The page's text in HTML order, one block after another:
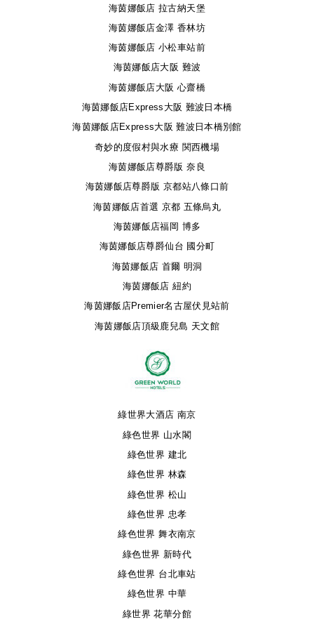
海茵娜飯店 拉古納天堡
海茵娜飯店金澤 香林坊
海茵娜飯店 小松車站前
海茵娜飯店大阪 難波
海茵娜飯店大阪 心齋橋
海茵娜飯店Express大阪 難波日本橋
海茵娜飯店Express大阪 難波日本橋別館
奇妙的度假村與水療 関西機場
海茵娜飯店尊爵版 奈良
海茵娜飯店尊爵版 京都站八條口前
海茵娜飯店首選 京都 五條烏丸
海茵娜飯店福岡 博多
海茵娜飯店尊爵仙台 國分町
海茵娜飯店 首爾 明洞
海茵娜飯店 紐約
海茵娜飯店Premier名古屋伏見站前
海茵娜飯店頂級鹿兒島 天文館
綠世界大酒店 南京
綠色世界 山水閣
綠色世界 建北
綠色世界 林森
綠色世界 松山
綠色世界 忠孝
綠色世界 舞衣南京
綠色世界 新時代
綠色世界 台北車站
綠色世界 中華
綠世界 花華分館